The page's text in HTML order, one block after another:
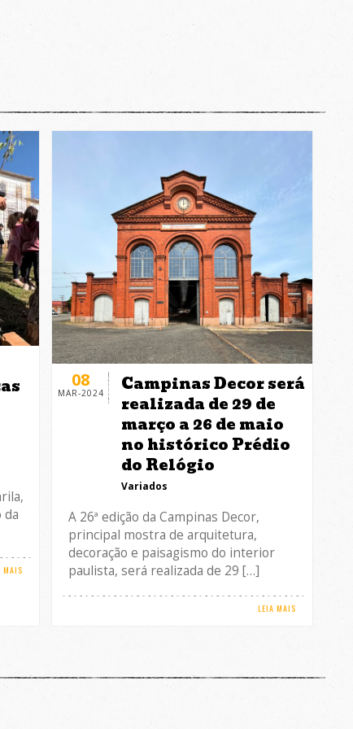
da
MAIS
08
MAR-2024
Campinas Decor será
realizada de 29 de
março a 26 de maio
no histórico Prédio
do Relógio
Variados
A 26ª edição da Campinas Decor,
principal mostra de arquitetura,
decoração e paisagismo do interior
paulista, será realizada de 29 […]
LEIA MAIS